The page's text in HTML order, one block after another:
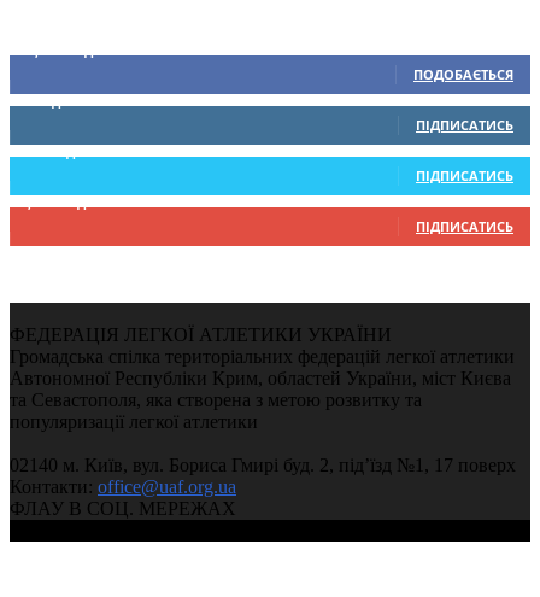
ПОДОБАЄТЬСЯ
0 Підписників
ПІДПИСАТИСЬ
234 Підписників
ПІДПИСАТИСЬ
9,370 Підписників
ПІДПИСАТИСЬ
ФЕДЕРАЦІЯ ЛЕГКОЇ АТЛЕТИКИ УКРАЇНИ
Громадська спілка територіальних федерацій легкої атлетики
Автономної Республіки Крим, областей України, міст Києва
та Севастополя, яка створена з метою розвитку та
популяризації легкої атлетики
02140 м. Київ, вул. Бориса Гмирі буд. 2, під’їзд №1, 17 поверх
Контакти: office@uaf.org.ua
ФЛАУ В СОЦ. МЕРЕЖАХ